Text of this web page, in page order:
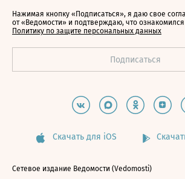
Нажимая кнопку «Подписаться», я даю свое
от «Ведомости» и подтверждаю, что
Политику по защите персональных данных
Скачать для iOS
Сетевое издание Ведомости (Vedomosti)